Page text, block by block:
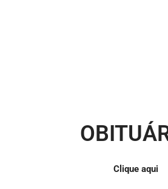
Clique aqui